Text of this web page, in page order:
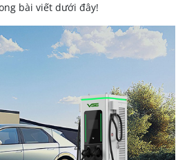
bài viết dưới đây!